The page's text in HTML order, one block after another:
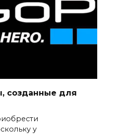
созданные для
у